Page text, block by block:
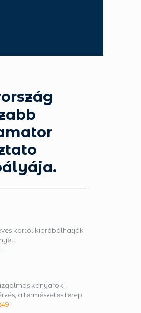
kortól kipróbálhatják
kanyarok –
a természetes terep